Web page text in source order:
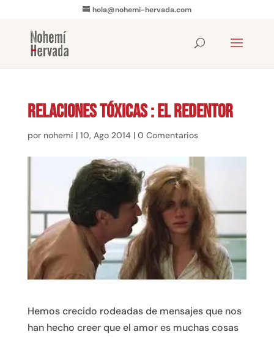
hola@nohemi-hervada.com
Relaciones tóxicas : El redentor
por nohemi | 10, Ago 2014| 0 Comentarios
Hemos crecido rodeadas de mensajes que nos
han hecho creer que el amor es muchas cosas